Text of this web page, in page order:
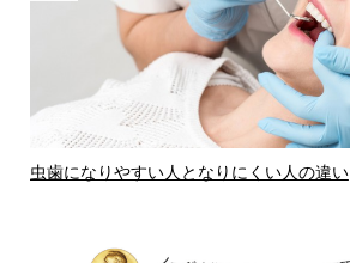
虫歯になりやすい人となりにくい人の違い